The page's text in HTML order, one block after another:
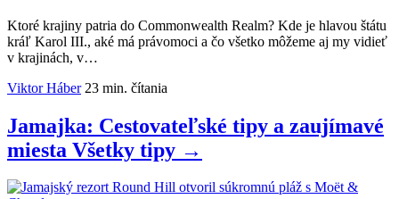
Ktoré krajiny patria do Commonwealth Realm? Kde je hlavou štátu
kráľ Karol III., aké má právomoci a čo všetko môžeme aj my vidieť
v krajinách, v…
Viktor Háber 23 min. čítania
Jamajka: Cestovateľské tipy a zaujímavé
miesta Všetky tipy →